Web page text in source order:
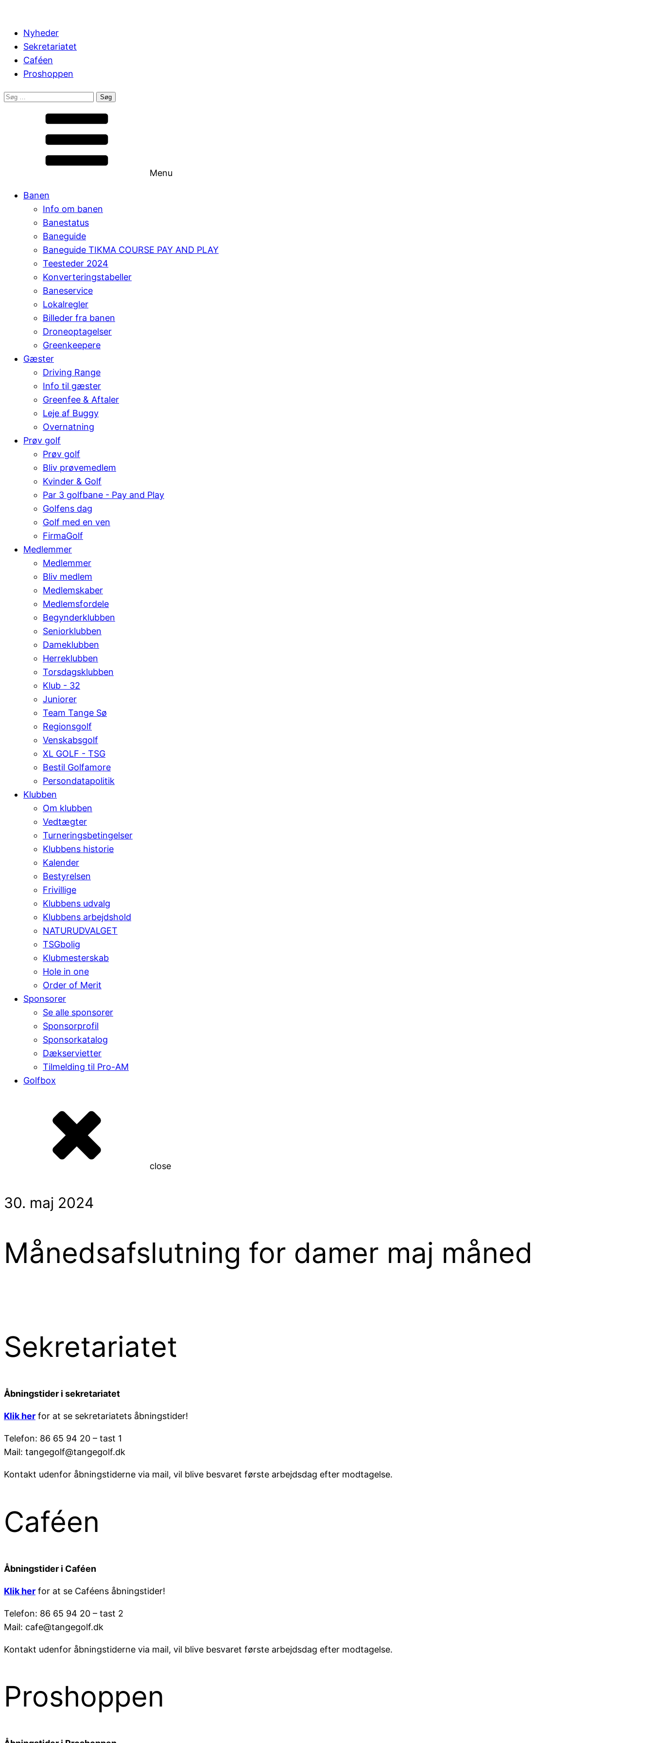
Nyheder
Sekretariatet
Caféen
Proshoppen
Søg
Menu
Banen
Info om banen
Banestatus
Baneguide
Baneguide TIKMA COURSE PAY AND PLAY
Teesteder 2024
Konverteringstabeller
Baneservice
Lokalregler
Billeder fra banen
Droneoptagelser
Greenkeepere
Gæster
Driving Range
Info til gæster
Greenfee & Aftaler
Leje af Buggy
Overnatning
Prøv golf
Prøv golf
Bliv prøvemedlem
Kvinder & Golf
Par 3 golfbane - Pay and Play
Golfens dag
Golf med en ven
FirmaGolf
Medlemmer
Medlemmer
Bliv medlem
Medlemskaber
Medlemsfordele
Begynderklubben
Seniorklubben
Dameklubben
Herreklubben
Torsdagsklubben
Klub - 32
Juniorer
Team Tange Sø
Regionsgolf
Venskabsgolf
XL GOLF - TSG
Bestil Golfamore
Persondatapolitik
Klubben
Om klubben
Vedtægter
Turneringsbetingelser
Klubbens historie
Kalender
Bestyrelsen
Frivillige
Klubbens udvalg
Klubbens arbejdshold
NATURUDVALGET
TSGbolig
Klubmesterskab
Hole in one
Order of Merit
Sponsorer
Se alle sponsorer
Sponsorprofil
Sponsorkatalog
Dækservietter
Tilmelding til Pro-AM
Golfbox
close
30. maj 2024
Månedsafslutning for damer maj måned
Sekretariatet
Åbningstider i sekretariatet
Klik her for at se sekretariatets åbningstider!
Telefon: 86 65 94 20 – tast 1
Mail: tangegolf@tangegolf.dk
Kontakt udenfor åbningstiderne via mail, vil blive besvaret første arbejdsdag efter modtagelse.
Caféen
Åbningstider i Caféen
Klik her for at se Caféens åbningstider!
Telefon: 86 65 94 20 – tast 2
Mail: cafe@tangegolf.dk
Kontakt udenfor åbningstiderne via mail, vil blive besvaret første arbejdsdag efter modtagelse.
Proshoppen